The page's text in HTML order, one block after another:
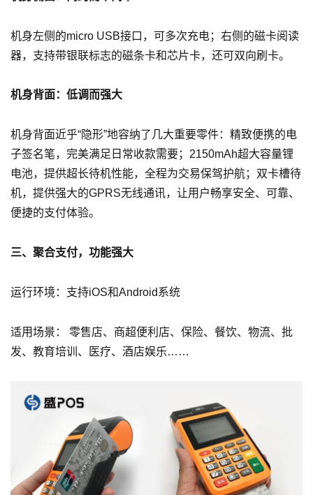
机身左侧的micro USB接口，可多次充电；右侧的磁卡阅读
器，支持带银联标志的磁条卡和芯片卡，还可双向刷卡。
机身背面：低调而强大
机身背面近乎“隐形”地容纳了几大重要零件：精致便携的电
子签名笔，完美满足日常收款需要；2150mAh超大容量锂
电池，提供超长待机性能，全程为交易保驾护航；双卡槽待
机，提供强大的GPRS无线通讯，让用户畅享安全、可靠、
便捷的支付体验。
三、聚合支付，功能强大
运行环境：支持iOS和Android系统
适用场景： 零售店、商超便利店、保险、餐饮、物流、批
发、教育培训、医疗、酒店娱乐……